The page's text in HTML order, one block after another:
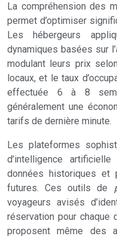
La compréhension des
permet d’optimiser
Les hébergeurs
dynamiques basées sur
modulant leurs prix
locaux, et le taux
effectuée 6 à 8
généralement une
tarifs de dernière minute.
Les plateformes
d’intelligence
données historiques et
futures. Ces outils de
voyageurs avisés
réservation pour chaque
proposent même des